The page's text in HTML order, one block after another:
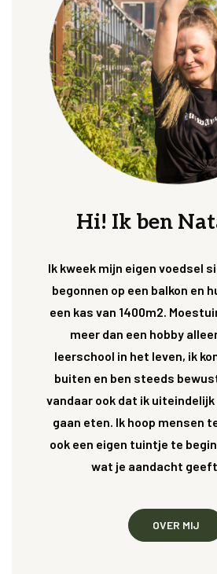
Hi! Ik ben
Ik kweek mijn eigen voedsel
begonnen op een balkon en
een kas van 1400m2.
meer dan een hobby
leerschool in het leven, ik
buiten en ben steeds
vandaar ook dat ik
gaan eten. Ik hoop mensen
ook een eigen tuintje te
wat je aandacht
OVER MIJ